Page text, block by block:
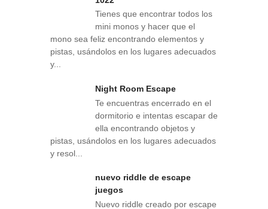
Tienes que encontrar todos los
mini monos y hacer que el
mono sea feliz encontrando elementos y
pistas, usándolos en los lugares adecuados
y...
Night Room Escape
Te encuentras encerrado en el
dormitorio e intentas escapar de
ella encontrando objetos y
pistas, usándolos en los lugares adecuados
y resol...
nuevo riddle de escape
juegos
Nuevo riddle creado por escape